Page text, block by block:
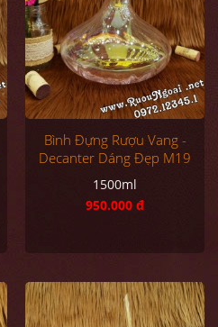
Bình Đựng Rượu Vang -
Decanter Dáng Đẹp M19
1500ml
950.000 đ